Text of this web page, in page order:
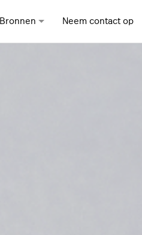
Bronnen Neem contact op